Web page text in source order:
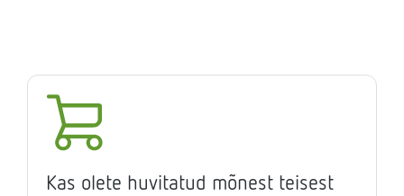
Kas olete huvitatud mõnest teisest